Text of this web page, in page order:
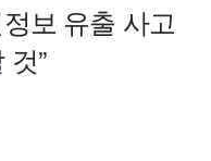
보 유출 사고
”